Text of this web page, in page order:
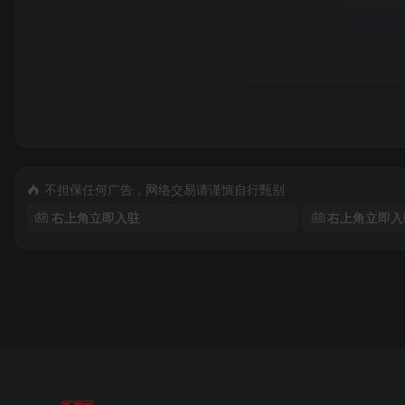
不担保任何广告，网络交易请谨慎自行甄别
右上角立即入驻 右上角立即